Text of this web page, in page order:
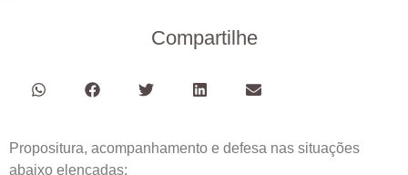
Compartilhe
Propositura, acompanhamento e defesa nas situações
abaixo elencadas: